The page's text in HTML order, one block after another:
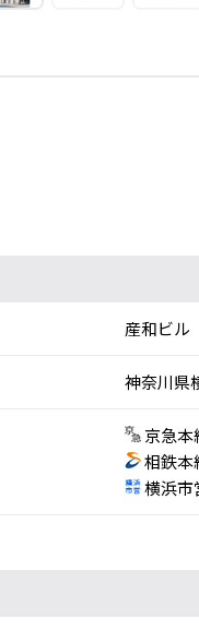
産和ビ
神奈川県
京急
相鉄
横浜